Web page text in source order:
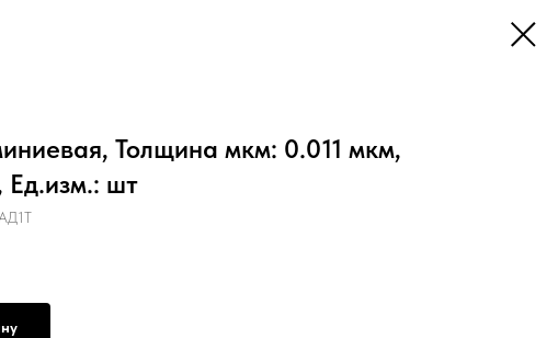
Толщина мкм: 0.011 мкм,
шт